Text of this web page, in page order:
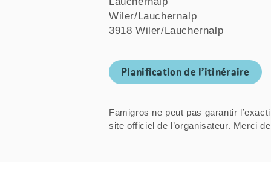
Wiler/Lauchernalp
3918 Wiler/Lauchernalp
Planification de l’itinéraire
Famigros ne peut pas garantir
site officiel de l’organisateur. Merci